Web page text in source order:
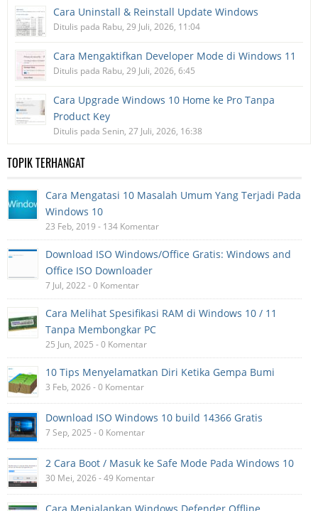
Cara Uninstall & Reinstall Update Windows
Ditulis pada Rabu, 29 Juli, 2026, 11:04
Cara Mengaktifkan Developer Mode di Windows 11
Ditulis pada Rabu, 29 Juli, 2026, 6:45
Cara Upgrade Windows 10 Home ke Pro Tanpa
Product Key
Ditulis pada Senin, 27 Juli, 2026, 16:38
TOPIK TERHANGAT
Cara Mengatasi 10 Masalah Umum Yang Terjadi Pada
Windows 10
23 Feb, 2019 - 134 Komentar
Download ISO Windows/Office Gratis: Windows and
Office ISO Downloader
7 Jul, 2022 - 0 Komentar
Cara Melihat Spesifikasi RAM di Windows 10 / 11
Tanpa Membongkar PC
25 Jun, 2025 - 0 Komentar
10 Tips Menyelamatkan Diri Ketika Gempa Bumi
3 Feb, 2026 - 0 Komentar
Download ISO Windows 10 build 14366 Gratis
7 Sep, 2025 - 0 Komentar
2 Cara Boot / Masuk ke Safe Mode Pada Windows 10
30 Mei, 2026 - 49 Komentar
Cara Menjalankan Windows Defender Offline